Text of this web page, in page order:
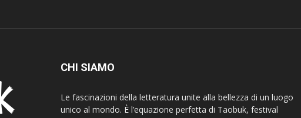
CHI SIAMO
Le fascinazioni della letteratura unite alla bellezza di un luogo
unico al mondo. È l’equazione perfetta di Taobuk, festival